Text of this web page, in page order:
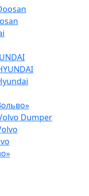
Dumper